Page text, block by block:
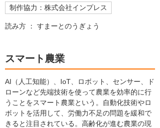
制作協力：株式会社インプレス
読み方 ： すまーとのうぎょう
スマート農業
AI（人工知能）、IoT、ロボット、センサー、ド
ローンなど先端技術を使って農業を効率的に行
うことをスマート農業という。自動化技術やロ
ボットを活用して、労働力不足の問題を緩和で
きると注目されている。高齢化が進む農業の現